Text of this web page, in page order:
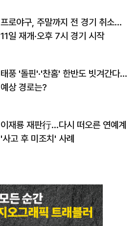
프로야구, 주말까지 전 경기 취소…
11일 재개·오후 7시 경기 시작
태풍 '돌핀'·'찬홈' 한반도 빗겨간다…
예상 경로는?
이재룡 재판行…다시 떠오른 연예계
'사고 후 미조치' 사례